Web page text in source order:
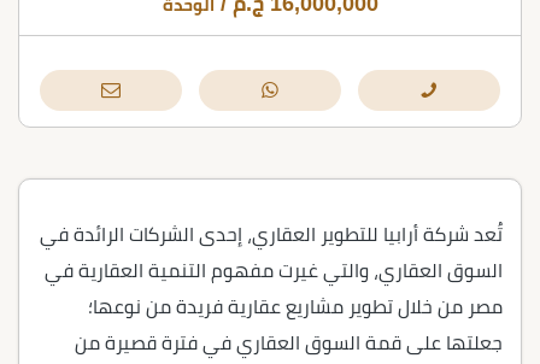
الوحدة
تُعد شركة أرابيا للتطوير العقاري، إحدى الشركات الرائدة في
السوق العقاري، والتي غيرت مفهوم التنمية العقارية في
مصر من خلال تطوير مشاريع عقارية فريدة من نوعها؛
جعلتها على قمة السوق العقاري في فترة قصيرة من